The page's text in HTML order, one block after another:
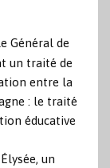
Général de
un traité de
entre la
: le traité
éducative
un